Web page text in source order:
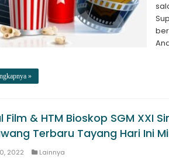
»
Film & HTM Bioskop SGM XXI
Terbaru Tayang Hari Ini
2022 Lainnya